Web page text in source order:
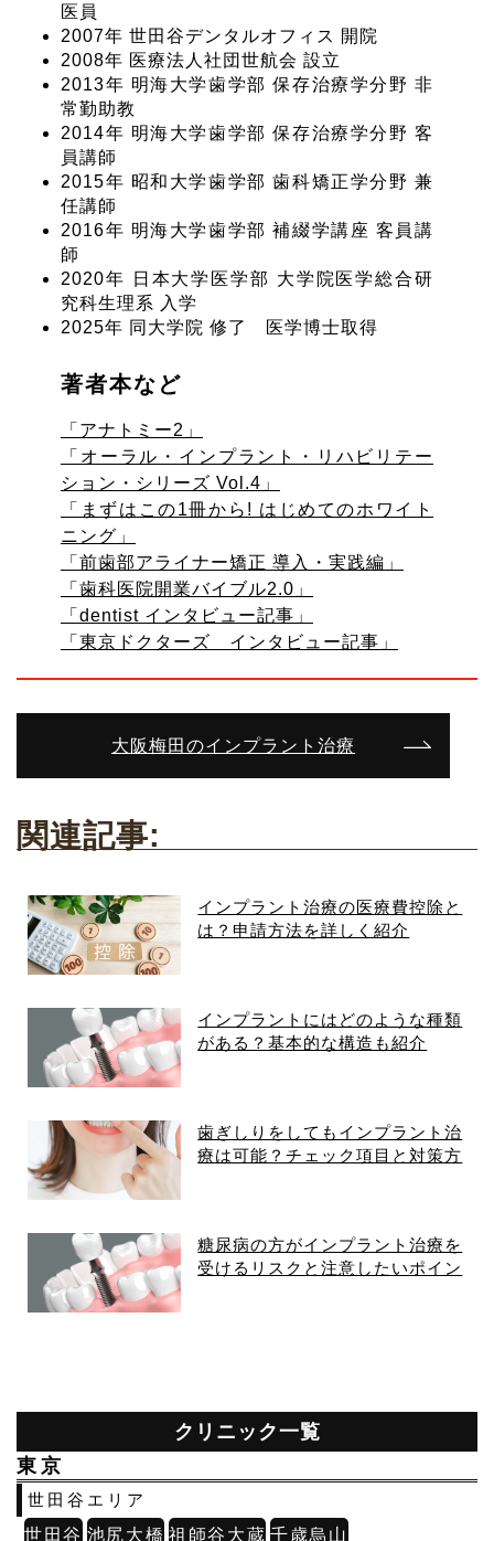
医員
2007年 世田谷デンタルオフィス 開院
2008年 医療法人社団世航会 設立
2013年 明海大学歯学部 保存治療学分野 非
常勤助教
2014年 明海大学歯学部 保存治療学分野 客
員講師
2015年 昭和大学歯学部 歯科矯正学分野 兼
任講師
2016年 明海大学歯学部 補綴学講座 客員講
師
2020年 日本大学医学部 大学院医学総合研
究科生理系 入学
2025年 同大学院 修了 医学博士取得
著者本など
「アナトミー2」
「オーラル・インプラント・リハビリテー
ション・シリーズ Vol.4」
「まずはこの1冊から! はじめてのホワイト
ニング」
「前歯部アライナー矯正 導入・実践編」
「歯科医院開業バイブル2.0」
「dentist インタビュー記事」
「東京ドクターズ インタビュー記事」
大阪梅田のインプラント治療
関連記事:
インプラント治療の医療費控除と
は？申請方法を詳しく紹介
インプラントにはどのような種類
がある？基本的な構造も紹介
歯ぎしりをしてもインプラント治
療は可能？チェック項目と対策方
糖尿病の方がインプラント治療を
受けるリスクと注意したいポイン
クリニック一覧
東京
世田谷エリア
世田谷 池尻大橋 祖師谷大蔵 千歳烏山